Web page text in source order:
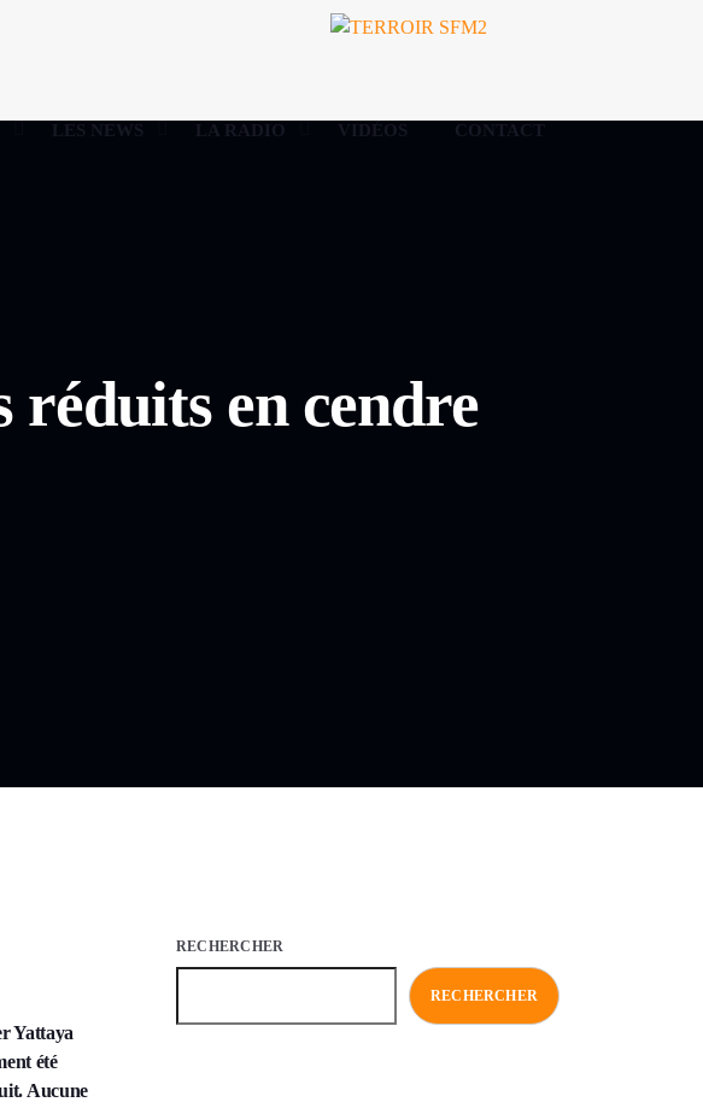
LES NEWS LA RADIO VIDÉOS CONTACT
réduits en cendre
Yattaya
été
Aucune
RECHERCHER
RECHERCHER